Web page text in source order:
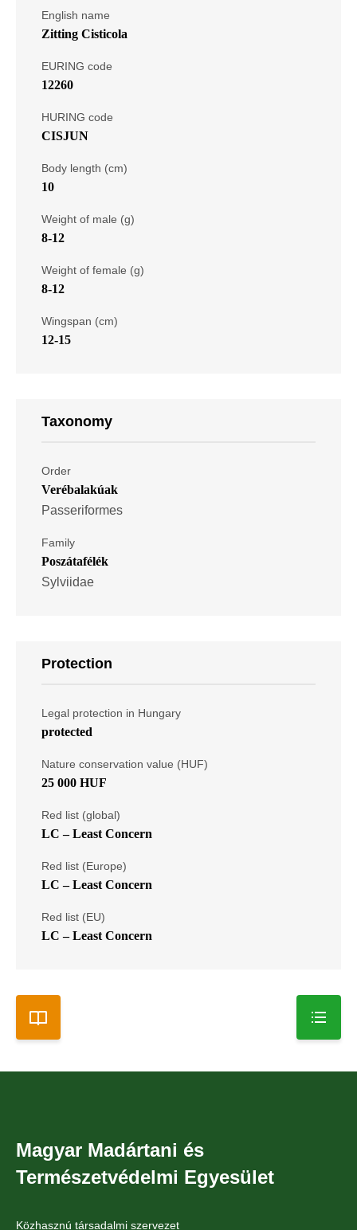
English name
Zitting Cisticola
EURING code
12260
HURING code
CISJUN
Body length (cm)
10
Weight of male (g)
8-12
Weight of female (g)
8-12
Wingspan (cm)
12-15
Taxonomy
Order
Verébalakúak
Passeriformes
Family
Poszátafélék
Sylviidae
Protection
Legal protection in Hungary
protected
Nature conservation value (HUF)
25 000 HUF
Red list (global)
LC – Least Concern
Red list (Europe)
LC – Least Concern
Red list (EU)
LC – Least Concern
Magyar Madártani és
Természetvédelmi Egyesület
Közhasznú társadalmi szervezet